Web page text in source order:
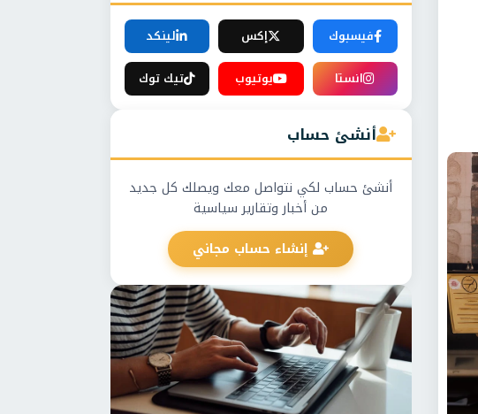
فيسبوك إكس
لينكد
انستا
يوتيوب تيك توك
أنشئ حساب
أنشئ حساب لكي نتواصل معك ويصلك كل جديد
من أخبار وتقارير سياسية
إنشاء حساب مجاني